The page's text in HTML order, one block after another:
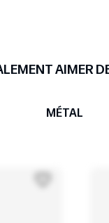
AIMER
MÉTAL